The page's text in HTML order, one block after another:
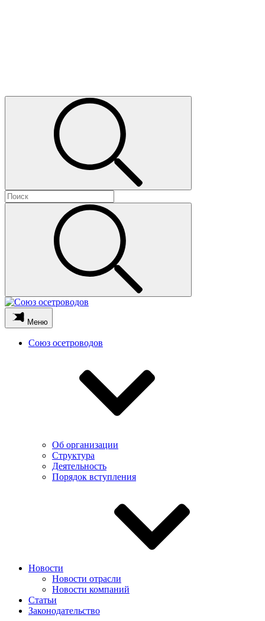
Меню
Союз осетроводов
Об организации
Структура
Деятельность
Порядок вступления
Новости
Новости отрасли
Новости компаний
Статьи
Законодательство